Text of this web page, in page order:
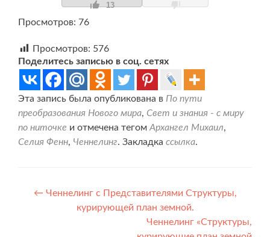
13
Просмотров: 76
Просмотров: 576
Поделитесь записью в соц. сетях
Эта запись была опубликована в По пути
преобразования Нового мира, Свет и знания - с миру
по ниточке и отмечена тегомАрхангел Михаил,
Селия Фенн, Ченнелинг. Закладка ссылка.
Навигация
← Ченнелинг с Представителями Структуры,
курирующей план земной.
Ченнелинг «Структуры,